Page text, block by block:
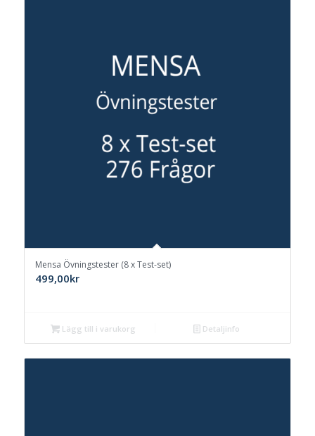
Mensa Övningstester (8 x Test-set)
499,00kr
Lägg till i varukorg Detaljinfo